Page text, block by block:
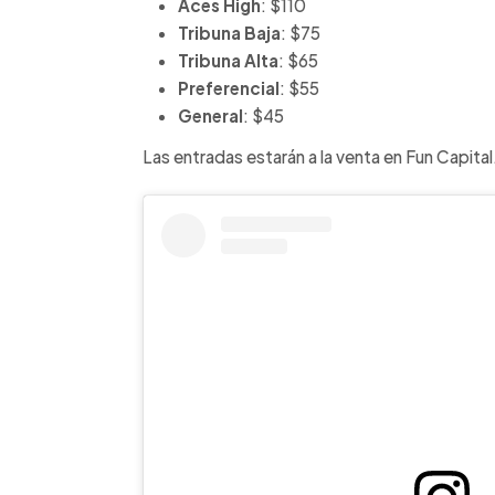
Aces High: $110
Tribuna Baja: $75
Tribuna Alta: $65
Preferencial: $55
General: $45
Las entradas estarán a la venta en Fun